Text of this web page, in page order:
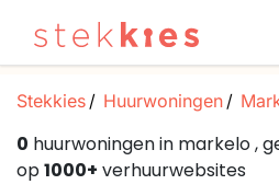
Stekkies Huurwoningen
0 huurwoningen in markelo ,
op1000+ verhuurwebsites